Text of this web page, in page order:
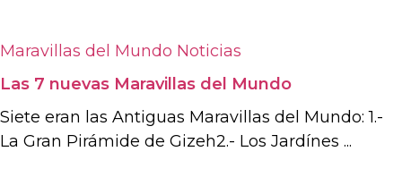
Maravillas del Mundo Noticias
Las 7 nuevas Maravillas del Mundo
Siete eran las Antiguas Maravillas del Mundo: 1.-
La Gran Pirámide de Gizeh2.- Los Jardínes ...